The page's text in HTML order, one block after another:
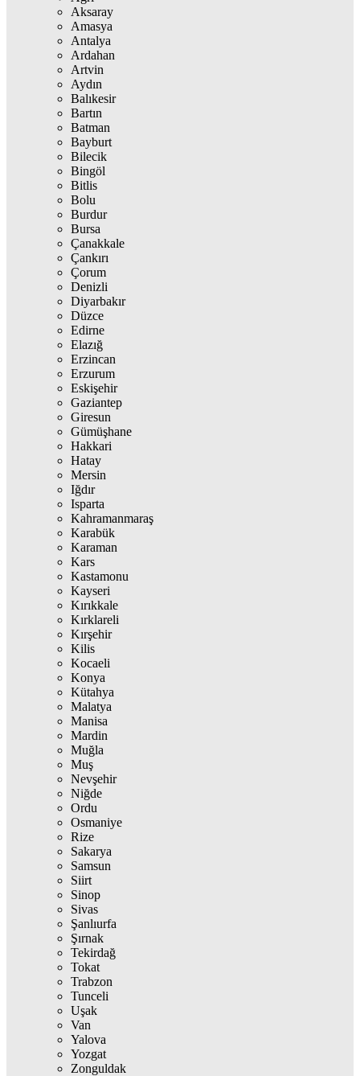
Aksaray
Amasya
Antalya
Ardahan
Artvin
Aydın
Balıkesir
Bartın
Batman
Bayburt
Bilecik
Bingöl
Bitlis
Bolu
Burdur
Bursa
Çanakkale
Çankırı
Çorum
Denizli
Diyarbakır
Düzce
Edirne
Elazığ
Erzincan
Erzurum
Eskişehir
Gaziantep
Giresun
Gümüşhane
Hakkari
Hatay
Mersin
Iğdır
Isparta
Kahramanmaraş
Karabük
Karaman
Kars
Kastamonu
Kayseri
Kırıkkale
Kırklareli
Kırşehir
Kilis
Kocaeli
Konya
Kütahya
Malatya
Manisa
Mardin
Muğla
Muş
Nevşehir
Niğde
Ordu
Osmaniye
Rize
Sakarya
Samsun
Siirt
Sinop
Sivas
Şanlıurfa
Şırnak
Tekirdağ
Tokat
Trabzon
Tunceli
Uşak
Van
Yalova
Yozgat
Zonguldak